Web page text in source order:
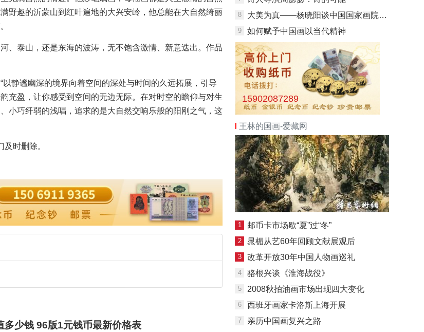
野趣的沂蒙山到红叶遍地的大兴安岭，他总能在大自然绮丽
泰山，还是东海的波涛，无不饱含激情、新意迭出。作品
谧幽深的境界向着空间的深处与时间的久远拓展，引导
充盈，让你感受到空间的无边无际。在对时空的瞻仰与对生
小巧纤弱的浅唱，追求的是大自然交响乐般的阳刚之气，这
时删除。
多少钱 96版1元钱币最新价格表
8 大美为真——杨晓阳谈中国国家画院建院30年
9 如何赋予中国画以当代精神
15902087289
王林的国画-爱藏网
1 邮币卡市场歇“夏”过“冬”
2 晁楣从艺60年回顾文献展观后
3 改革开放30年中国人物画巡礼
4 骆根兴谈《淮海战役》
5 2008秋拍油画市场出现四大变化
6 西班牙画家卡洛斯上海开展
7 亲历中国画复兴之路